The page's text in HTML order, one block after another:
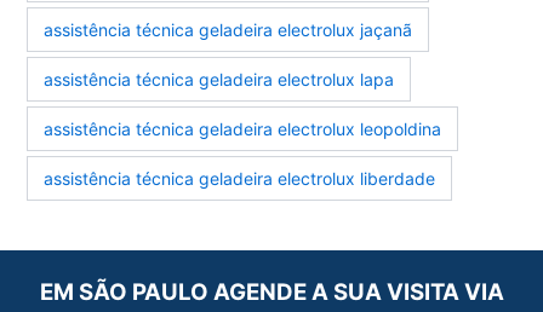
assistência técnica geladeira electrolux jaçanã
assistência técnica geladeira electrolux lapa
assistência técnica geladeira electrolux leopoldina
assistência técnica geladeira electrolux liberdade
EM SÃO PAULO AGENDE A SUA VISITA VIA